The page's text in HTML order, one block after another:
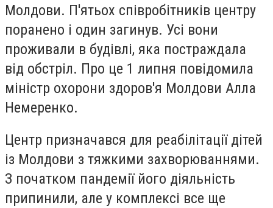
Молдови. П'ятьох співробітників центру
поранено і один загинув. Усі вони
проживали в будівлі, яка постраждала
від обстріл. Про це 1 липня повідомила
міністр охорони здоров'я Молдови Алла
Немеренко.
Центр призначався для реабілітації дітей
із Молдови з тяжкими захворюваннями.
З початком пандемії його діяльність
припинили, але у комплексі все ще